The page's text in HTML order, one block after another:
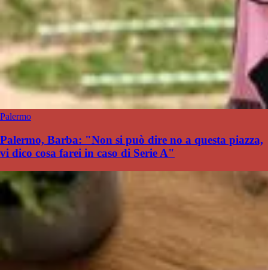
Palermo
Palermo, Barba: "Non si può dire no a questa piazza,
vi dico cosa farei in caso di Serie A"